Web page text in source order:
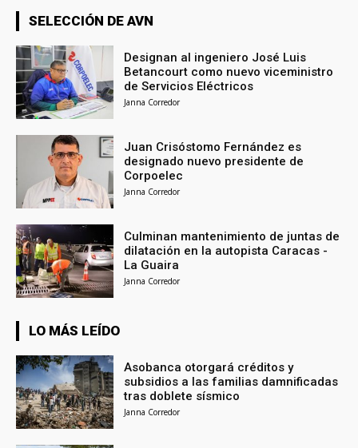
SELECCIÓN DE AVN
Designan al ingeniero José Luis
Betancourt como nuevo viceministro
de Servicios Eléctricos
Janna Corredor
Juan Crisóstomo Fernández es
designado nuevo presidente de
Corpoelec
Janna Corredor
Culminan mantenimiento de juntas de
dilatación en la autopista Caracas -
La Guaira
Janna Corredor
LO MÁS LEÍDO
Asobanca otorgará créditos y
subsidios a las familias damnificadas
tras doblete sísmico
Janna Corredor